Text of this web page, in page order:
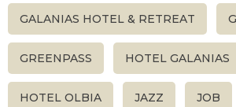
GALANIAS HOTEL & RETREAT
GREENPASS HOTEL GALANIAS
HOTEL OLBIA JAZZ JOB